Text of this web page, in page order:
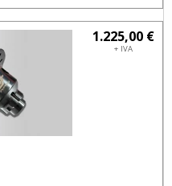
1.225,00 €
+ IVA